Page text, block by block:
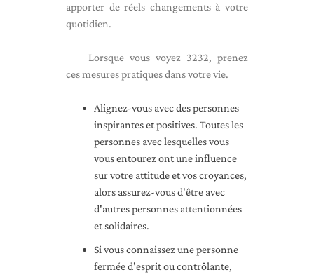
apporter de réels changements à votre
quotidien.
Lorsque vous voyez 3232, prenez
ces mesures pratiques dans votre vie.
Alignez-vous avec des personnes
inspirantes et positives. Toutes les
personnes avec lesquelles vous
vous entourez ont une influence
sur votre attitude et vos croyances,
alors assurez-vous d'être avec
d'autres personnes attentionnées
et solidaires.
Si vous connaissez une personne
fermée d'esprit ou contrôlante,